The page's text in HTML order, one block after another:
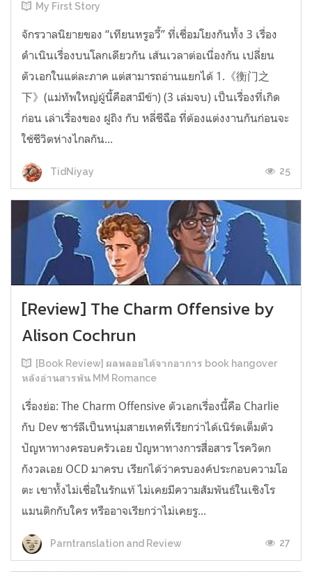
My First Story
จักรวาลนิยายของ “เทียนหรูอวี้” ที่เชื่อมโยงกันทั้ง 3 เรื่อง
ดำเนินเรื่องบนโลกเดียวกัน เส้นเวลาต่อเนื่องกัน เปลี่ยน
ตัวเอกในแต่ละภาค แต่สามารถอ่านแยกได้ 1.《衡门之
下》(แม่ทัพใหญ่ผู้นี้คือสามีข้า) (3 เล่มจบ) เป็นเรื่องที่เกิด
ก่อน เล่าเรื่องของ ฝูถิง กับ หลี่ชีฉือ ที่ต้องแต่งงานกันก่อนจะ
ใช้ชีวิตห่างไกลกัน...
TidNiyay 25
[Review] The Charm Offensive by
Alison Cochrun
[Book Review] ผลพลอยได้จากอาการ book hangover
หลังอ่านสารพัน MM Romance
เรื่องย่อ: The Charm Offensive ตัวเอกเรื่องนี้คือ Charlie
กับ Dev ชาร์ลีเป็นหนุ่มสายเทคที่เรียกว่าได้เนิร์ดเต็มตัว
ปัญหาทางครอบครัวเอย ปัญหาทางการสื่อสาร โรควิตก
กังวลเอย OCD มาครบ เรียกได้ว่าครบองค์ประกอบความโอ
ตะ เขาทั้งไม่เชื่อในรักแท้ ไม่เคยมีความสัมพันธ์ในเชิงโร
แมนติกกับใคร หรืออาจเรียกว่าไม่เคยรู...
Parntranslation and Review 27